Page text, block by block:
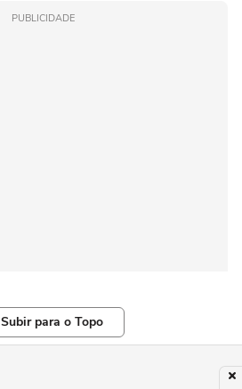
PUBLICIDADE
Subir para o Topo